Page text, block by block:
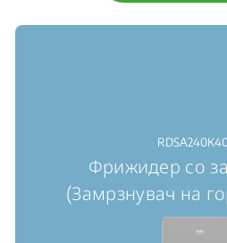
Фрижидер со
(Замрзнувач на